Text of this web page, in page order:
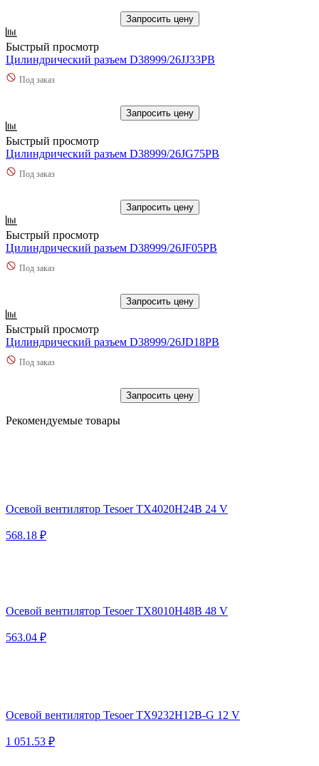
Запросить цену
Быстрый просмотр
Цилиндрический разъем D38999/26JJ33PB
Под заказ
Запросить цену
Быстрый просмотр
Цилиндрический разъем D38999/26JG75PB
Под заказ
Запросить цену
Быстрый просмотр
Цилиндрический разъем D38999/26JF05PB
Под заказ
Запросить цену
Быстрый просмотр
Цилиндрический разъем D38999/26JD18PB
Под заказ
Запросить цену
Рекомендуемые товары
Осевой вентилятор Tesoer TX4020H24B 24 V
568.18 ₽
Осевой вентилятор Tesoer TX8010H48B 48 V
563.04 ₽
Осевой вентилятор Tesoer TX9232H12B-G 12 V
1 051.53 ₽